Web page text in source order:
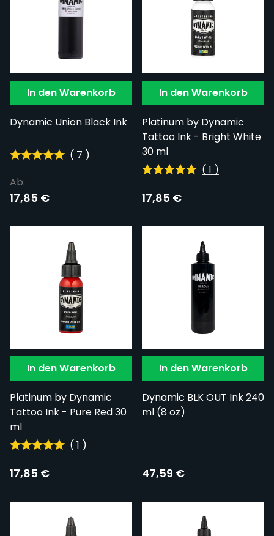
In den Warenkorb
Dynamic Union Black Ink
( 7 )
Ab:
17,85 €
In den Warenkorb
Platinum by Dynamic
Tattoo Ink - Bright White
30 ml
( 1 )
17,85 €
In den Warenkorb
Platinum by Dynamic
Tattoo Ink - Pure Red 30
ml
( 1 )
17,85 €
In den Warenkorb
Dynamic BLK OUT Ink 240
ml (8 oz)
47,59 €